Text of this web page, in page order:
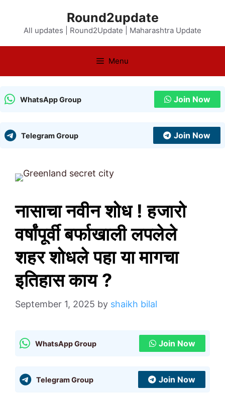
content
Round2update
All updates | Round2Update | Maharashtra Update
Menu
WhatsApp Group Join Now
Telegram Group Join Now
नासाचा नवीन शोध ! हजारो
वर्षांपूर्वी बर्फाखाली लपलेले
शहर शोधले पहा या मागचा
इतिहास काय ?
September 1, 2025 by shaikh bilal
WhatsApp Group Join Now
Telegram Group Join Now